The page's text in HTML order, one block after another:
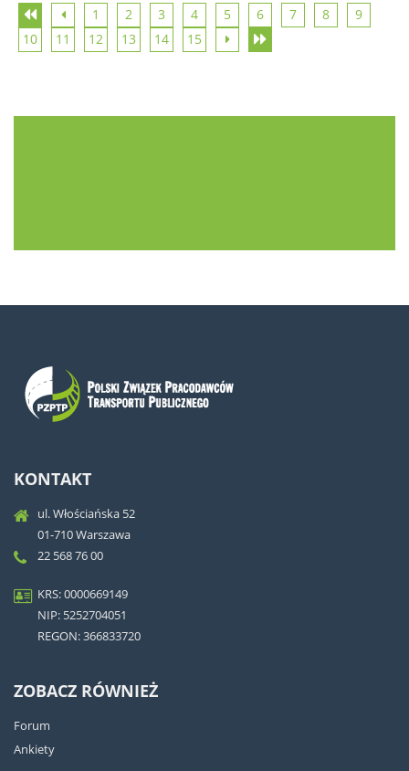
1 2 3 4 5 6 7 8
9
10
11 12 13 14 15
KONTAKT
ul. Włościańska 52
01-710 Warszawa
22 568 76 00
KRS: 0000669149
NIP: 5252704051
REGON: 366833720
ZOBACZ RÓWNIEŻ
Forum
Ankiety